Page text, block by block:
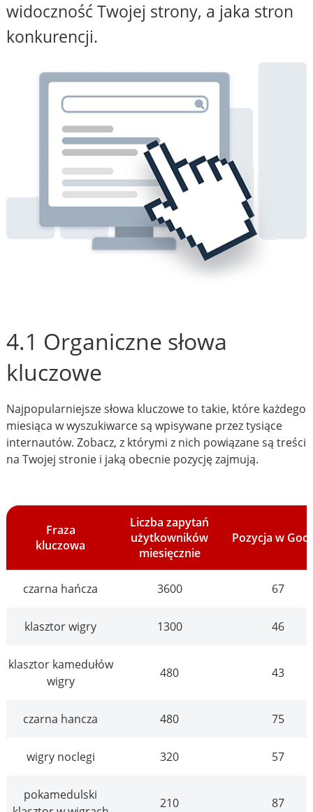
widoczność Twojej strony, a jaka stron
konkurencji.
4.1 Organiczne słowa
kluczowe
Najpopularniejsze słowa kluczowe to takie, które każdego
miesiąca w wyszukiwarce są wpisywane przez tysiące
internautów. Zobacz, z którymi z nich powiązane są treści
na Twojej stronie i jaką obecnie pozycję zajmują.
Fraza
kluczowa
Liczba zapytań
użytkowników
miesięcznie
Pozycja w
czarna hańcza 3600 67
klasztor wigry 1300 46
klasztor kamedułów
wigry
480 43
czarna hancza 480 75
wigry noclegi 320 57
pokamedulski
210 87